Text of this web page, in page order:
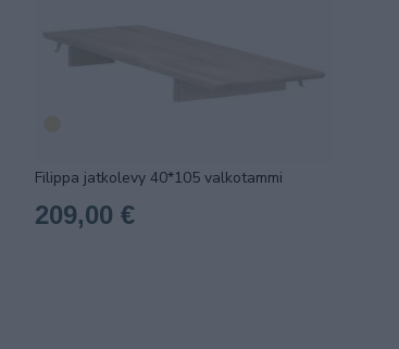
Filippa jatkolevy 40*105 valkotammi
209,00 €